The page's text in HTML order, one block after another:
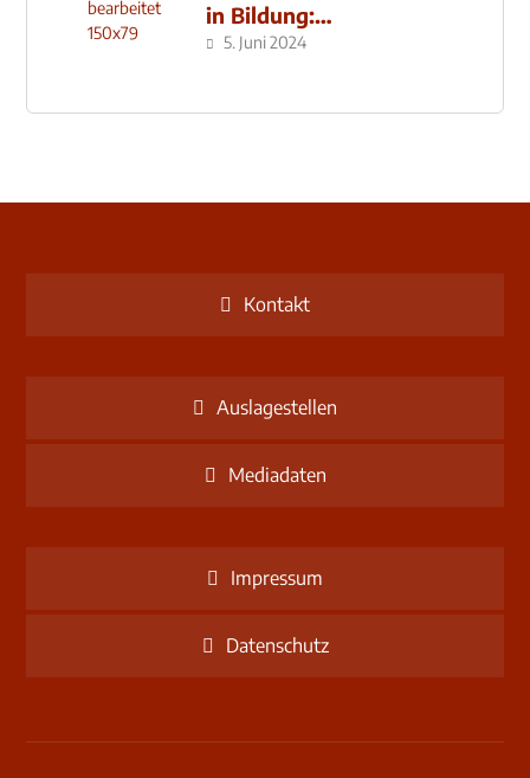
in Bildung:
Schulzentrum-Neubau
5. Juni 2024
Kontakt
Auslagestellen
Mediadaten
Impressum
Datenschutz